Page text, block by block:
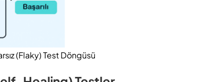
(Flaky) Test Döngüsü